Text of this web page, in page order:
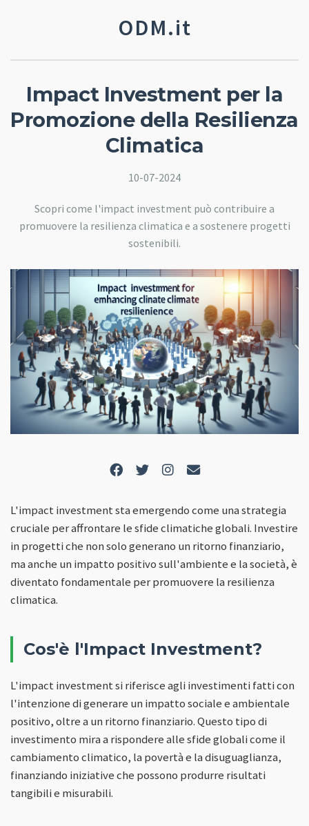
ODM.it
Impact Investment per la
Promozione della Resilienza
Climatica
10-07-2024
Scopri come l'impact investment può contribuire a
promuovere la resilienza climatica e a sostenere progetti
sostenibili.
L'impact investment sta emergendo come una strategia
cruciale per affrontare le sfide climatiche globali. Investire
in progetti che non solo generano un ritorno finanziario,
ma anche un impatto positivo sull'ambiente e la società, è
diventato fondamentale per promuovere la resilienza
climatica.
Cos'è l'Impact Investment?
L'impact investment si riferisce agli investimenti fatti con
l'intenzione di generare un impatto sociale e ambientale
positivo, oltre a un ritorno finanziario. Questo tipo di
investimento mira a rispondere alle sfide globali come il
cambiamento climatico, la povertà e la disuguaglianza,
finanziando iniziative che possono produrre risultati
tangibili e misurabili.